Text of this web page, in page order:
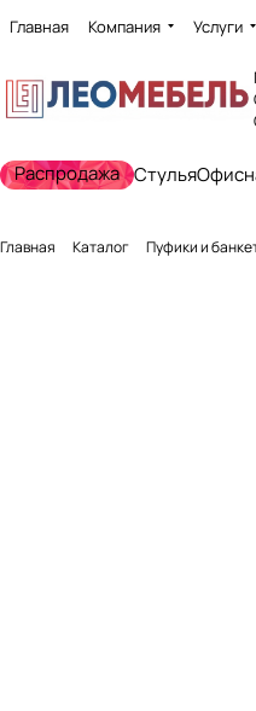
Главная Компания Услуги
Распродажа Стулья
Главная Каталог Пуфики и